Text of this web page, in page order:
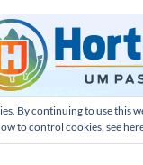
By continuing to use this
to control cookies, see